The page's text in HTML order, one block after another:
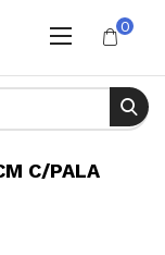
0
C/PALA